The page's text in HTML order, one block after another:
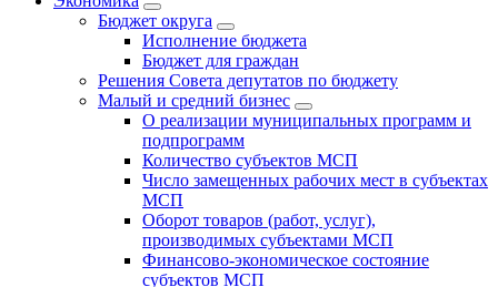
Бюджет округa
Исполнение бюджета
Бюджет для граждан
Решения Совета депутатов по бюджету
Малый и средний бизнес
О реализации муниципальных программ и
подпрограмм
Количество субъектов МСП
Число замещенных рабочих мест в субъектах
МСП
Оборот товаров (работ, услуг),
производимых субъектами МСП
Финансово-экономическое состояние
субъектов МСП